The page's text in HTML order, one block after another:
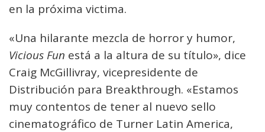
en la próxima victima.
«Una hilarante mezcla de horror y humor,
Vicious Fun está a la altura de su título», dice
Craig McGillivray, vicepresidente de
Distribución para Breakthrough. «Estamos
muy contentos de tener al nuevo sello
cinematográfico de Turner Latin America,